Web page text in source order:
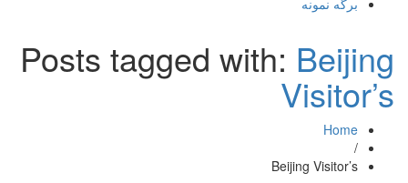
برگه نمونه
Posts tagged with:Beijing
Visitor’s
Home
/
Beijing Visitor’s